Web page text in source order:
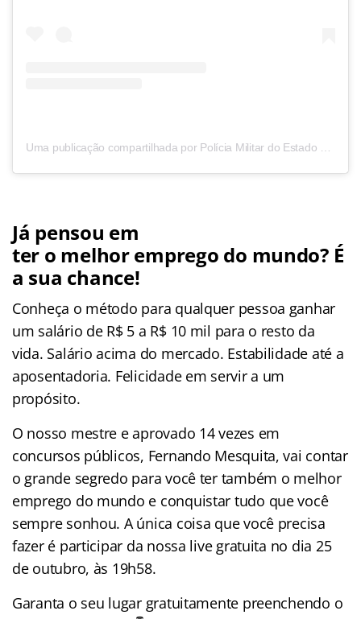
Uma publicação compartilhada por Polícia Militar do Estado SP (@policiamilitarsp_oficial)
Já pensou em
ter o melhor emprego do mundo? É
a sua chance!
Conheça o método para qualquer pessoa ganhar
um salário de R$ 5 a R$ 10 mil para o resto da
vida. Salário acima do mercado. Estabilidade até a
aposentadoria. Felicidade em servir a um
propósito.
O nosso mestre e aprovado 14 vezes em
concursos públicos, Fernando Mesquita, vai contar
o grande segredo para você ter também o melhor
emprego do mundo e conquistar tudo que você
sempre sonhou. A única coisa que você precisa
fazer é participar da nossa live gratuita no dia 25
de outubro, às 19h58.
Garanta o seu lugar gratuitamente preenchendo o